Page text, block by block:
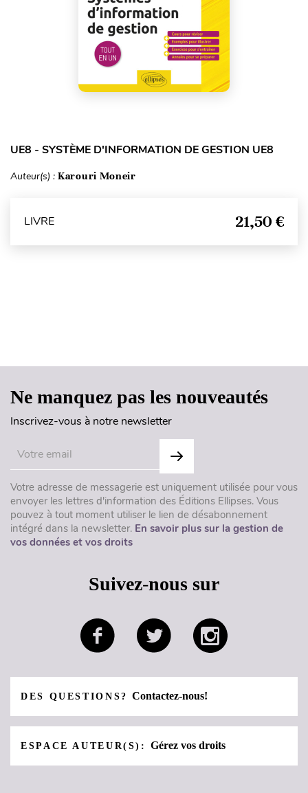
UE8 - SYSTÈME D'INFORMATION DE GESTION UE8
Auteur(s) : Karouri Moneir
LIVRE 21,50 €
Ne manquez pas les nouveautés
Inscrivez-vous à notre newsletter
Votre adresse de messagerie est uniquement utilisée pour vous
envoyer les lettres d'information des Éditions Ellipses. Vous
pouvez à tout moment utiliser le lien de désabonnement
intégré dans la newsletter. En savoir plus sur la gestion de
vos données et vos droits
Suivez-nous sur
DES QUESTIONS?Contactez-nous!
ESPACE AUTEUR(S):Gérez vos droits